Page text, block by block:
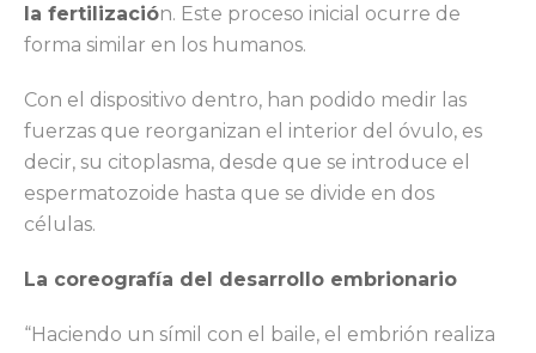
la fertilización. Este proceso inicial ocurre de
forma similar en los humanos.
Con el dispositivo dentro, han podido medir las
fuerzas que reorganizan el interior del óvulo, es
decir, su citoplasma, desde que se introduce el
espermatozoide hasta que se divide en dos
células.
La coreografía del desarrollo embrionario
“Haciendo un símil con el baile, el embrión realiza